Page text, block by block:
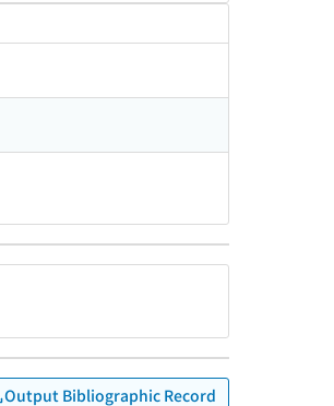
Output Bibliographic Record